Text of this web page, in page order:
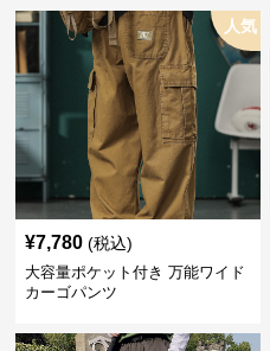
人気
¥7,780 (税込)
大容量ポケット付き 万能ワイド
カーゴパンツ